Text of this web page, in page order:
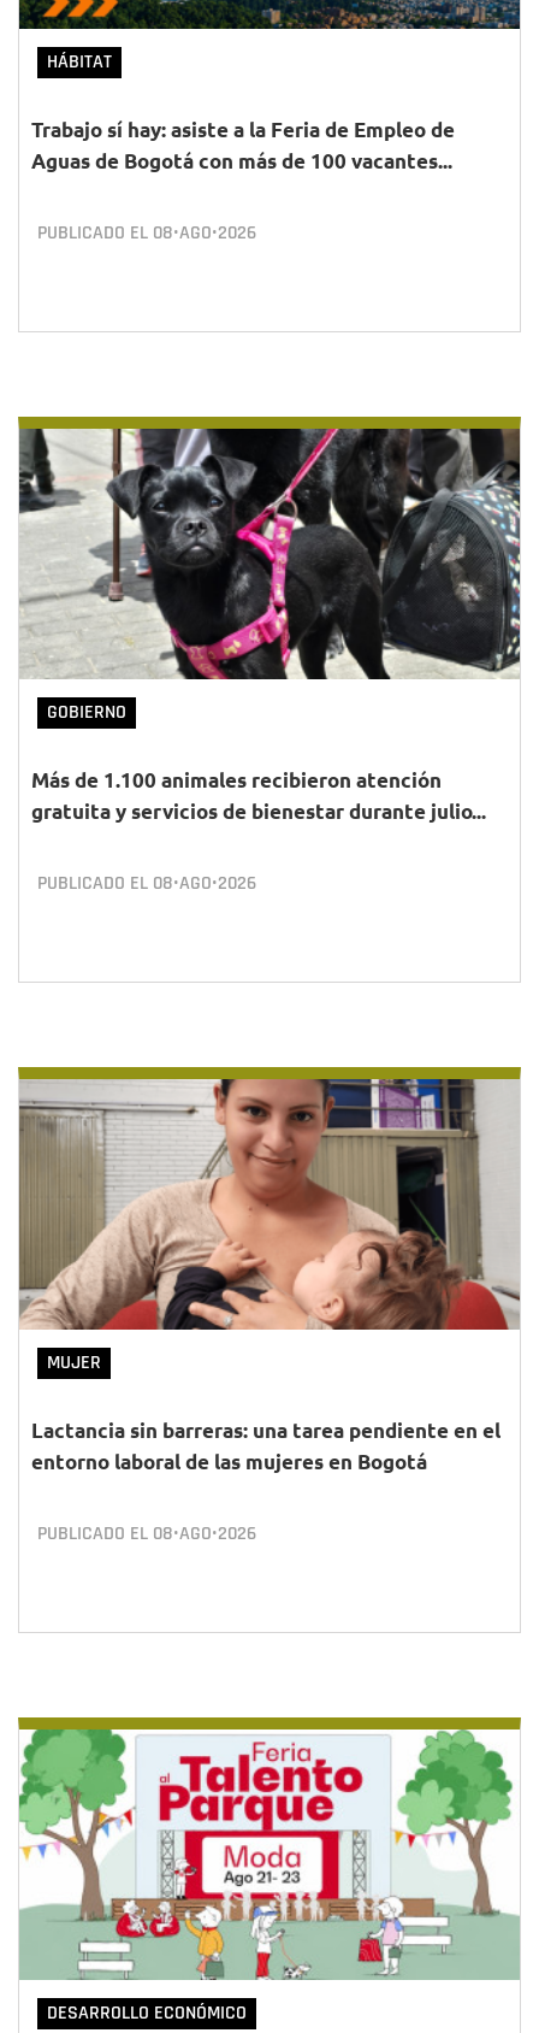
HÁBITAT
Trabajo sí hay: asiste a la Feria de Empleo de
Aguas de Bogotá con más de 100 vacantes...
PUBLICADO EL 08•AGO•2026
GOBIERNO
Más de 1.100 animales recibieron atención
gratuita y servicios de bienestar durante julio...
PUBLICADO EL 08•AGO•2026
MUJER
Lactancia sin barreras: una tarea pendiente en el
entorno laboral de las mujeres en Bogotá
PUBLICADO EL 08•AGO•2026
DESARROLLO ECONÓMICO